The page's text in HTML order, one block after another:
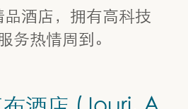
酒店，拥有高科技
务热情周到。